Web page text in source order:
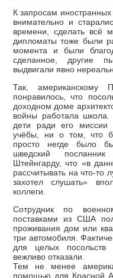
К запросам
внимательно и
времени, сделать всё
дипломаты тоже были
момента и были
сделанное, другие
выдвигали явно
Так, американскому
понравилось, что
доходном доме
войны работала
дети ради его миссии
учёбы, ни о том, что
просто негде было
шведский
Штейнгарду, что «в
рассчитывать на что-то
захотел слушать»
коллеги.
Сотрудник по
поставками из США
проживания дом или
три автомобиля.
для целых посольств
вежливо отказали.
Тем не менее
помощью для Красной